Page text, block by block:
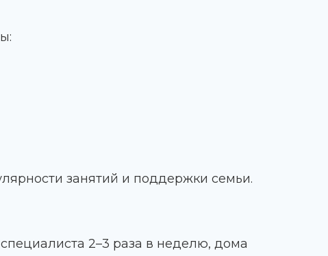
занятий и поддержки семьи.
2–3 раза в неделю, дома